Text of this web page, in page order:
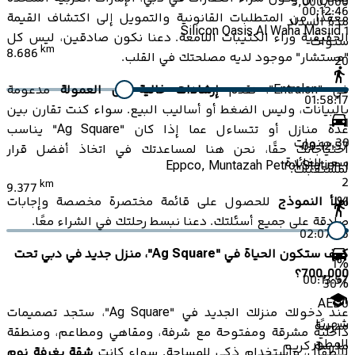
معقدًا، من المتطلبات القانونية والتمويل إلى اكتشاف القيمة
الحقيقية وراء الكتيبات اللامعة. دعنا نكون صادقين، ليس كل
"مستشار" موجود لديه مصلحتك في القلب.
في "Entralon"، نقدم
إرشادات خالية من العمولةمدعومة
بالبيانات، وليس الضغط أو أساليب البيع. سواء كنت تقارن بين
عدة منازل أو تتساءل عما إذا كان "Ag Square" يناسب
احتياجاتك حقًا، نحن هنا لمساعدتك في اتخاذ أفضل قرار
لمستقبلك.
املأ النموذج للحصول على قائمة مختصرة مخصصة وإجابات
صادقة على جميع أسئلتك. دعنا نبسط رحلتك في الشراء معًا.
كيف ستكون الحياة في "Ag Square"، منزل جديد في دبي تحت
700,000؟
عند دخولك منزلك الجديد في "Ag Square"، ستجد تصميمات
داخلية مشرقة ومفتوحة مع شرفة، ومقاهي ومطاعم، ومنطقة
00:12:46
Silicon Oasis Al Waha Masjid 1
8.686 km
01:58:17
00:12:57
Eppco, Muntazah Petrol Station 1
9.377 km
02:07:26
00:13:57
مدرسة
مدرسة كريم
مدة السداد
سنوات
20
1
30 سنوات
سعر الفائدة
2
%
1%
30%
AED0
شهريًا
المطور